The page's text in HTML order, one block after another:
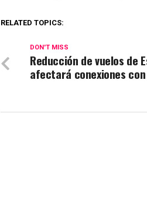
RELATED TOPICS:
DON'T MISS
Reducción de vuelos de
afectará conexiones con